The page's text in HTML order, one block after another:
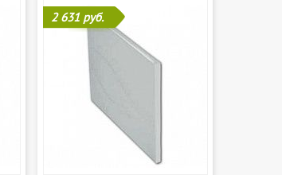
2 631 руб.